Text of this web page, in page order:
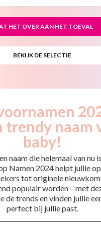
trendy naam
baby!
naam die helemaal van nu
Namen 2024 helpt jullie
tot originele
populair worden – met
de trends en vinden jullie
perfect bij jullie past.